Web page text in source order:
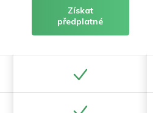
Získat
předplatné